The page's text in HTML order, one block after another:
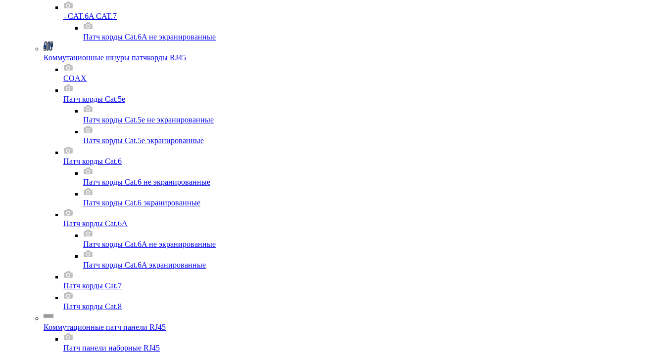
- CAT.6A CAT.7
Патч корды Cat.6A не экранированные
Коммутационные шнуры патчкорды RJ45
COAX
Патч корды Cat.5e
Патч корды Cat.5e не экранированные
Патч корды Cat.5e экранированные
Патч корды Cat.6
Патч корды Cat.6 не экранированные
Патч корды Cat.6 экранированные
Патч корды Cat.6A
Патч корды Cat.6A не экранированные
Патч корды Cat.6A экранированные
Патч корды Cat.7
Патч корды Cat.8
Коммутационные патч панели RJ45
Патч панели наборные RJ45